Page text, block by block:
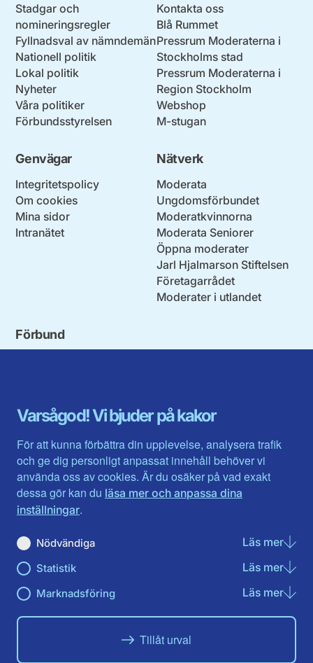
Varsågod! Vi bjuder på kakor
För att kunna förbättra din upplevelse, analysera trafik
och ge dig personligt anpassat innehåll behöver vi
använda oss av cookies. Är du osäker på vad exakt
dessa gör kan du läsa mer och anpassa dina
inställningar.
Nödvändiga Läs merom
Statistik Läs merom
Marknadsföring Läs merom
Tillåt urval
Stadgar och
nomineringsregler
Fyllnadsval av nämndemän
Nationell politik
Lokal politik
Nyheter
Våra politiker
Förbundsstyrelsen
Kontakta oss
Blå Rummet
Pressrum Moderaterna i
Stockholms stad
Pressrum Moderaterna i
Region Stockholm
Webshop
M-stugan
Genvägar
Integritetspolicy
Om cookies
Mina sidor
Intranätet
Nätverk
Moderata
Ungdomsförbundet
Moderatkvinnorna
Moderata Seniorer
Öppna moderater
Jarl Hjalmarson Stiftelsen
Företagarrådet
Moderater i utlandet
Förbund
Gävleborg
Halland
Jämtlands län
Jönköpings län
Kalmar län
Kronobergs län
Norrbotten
Skåne län
Värmlands län
Västerbotten
Västra Götaland
Västernorrland
Västmanland
Örebro län
Östergötland
Du hittar oss här på sociala medier
Facebook
Instagram